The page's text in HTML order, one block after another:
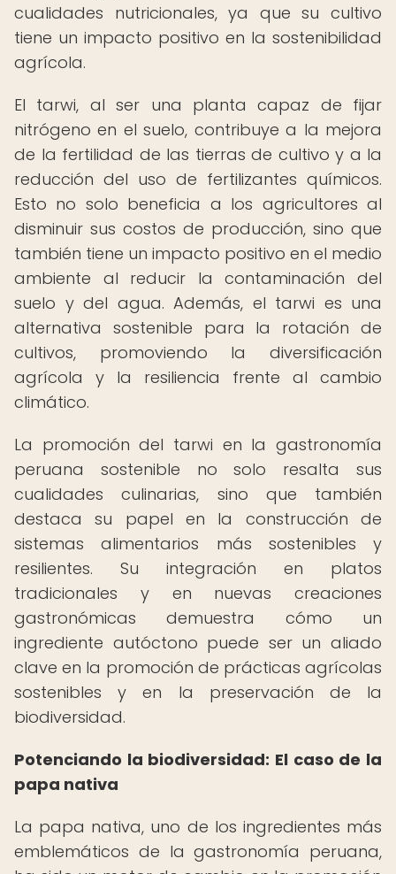
cualidades nutricionales, ya que su cultivo
tiene un impacto positivo en la sostenibilidad
agrícola.
El tarwi, al ser una planta capaz de fijar
nitrógeno en el suelo, contribuye a la mejora
de la fertilidad de las tierras de cultivo y a la
reducción del uso de fertilizantes químicos.
Esto no solo beneficia a los agricultores al
disminuir sus costos de producción, sino que
también tiene un impacto positivo en el medio
ambiente al reducir la contaminación del
suelo y del agua. Además, el tarwi es una
alternativa sostenible para la rotación de
cultivos, promoviendo la diversificación
agrícola y la resiliencia frente al cambio
climático.
La promoción del tarwi en la gastronomía
peruana sostenible no solo resalta sus
cualidades culinarias, sino que también
destaca su papel en la construcción de
sistemas alimentarios más sostenibles y
resilientes. Su integración en platos
tradicionales y en nuevas creaciones
gastronómicas demuestra cómo un
ingrediente autóctono puede ser un aliado
clave en la promoción de prácticas agrícolas
sostenibles y en la preservación de la
biodiversidad.
Potenciando la biodiversidad: El caso de la
papa nativa
La papa nativa, uno de los ingredientes más
emblemáticos de la gastronomía peruana,